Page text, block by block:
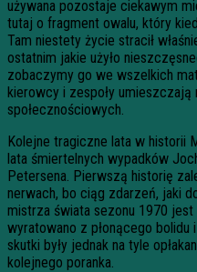
używana pozostaje ciekawym
tutaj o fragment owalu, który
Tam niestety życie stracił
ostatnim jakie użyło
zobaczymy go we wszelkich
kierowcy i zespoły umieszczają
społecznościowych.
Kolejne tragiczne lata w historii
lata śmiertelnych wypadków
Petersena. Pierwszą historię
nerwach, bo ciąg zdarzeń, jaki
mistrza świata sezonu 1970
wyratowano z płonącego
skutki były jednak na tyle
kolejnego poranka.